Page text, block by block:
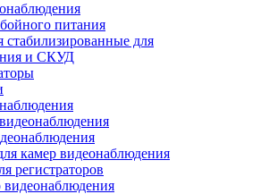
питания
стабилизированные для
и СКУД
камер видеонаблюдения
регистраторов